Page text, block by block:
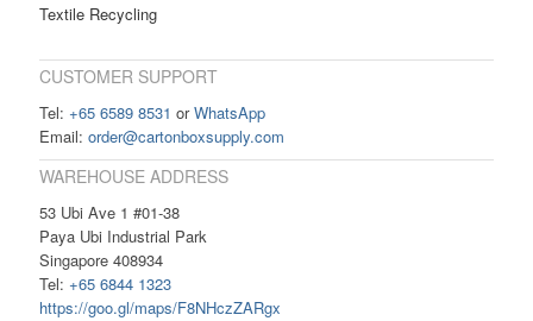
Textile Recycling
CUSTOMER SUPPORT
Tel: +65 6589 8531 orWhatsApp
Email: order@cartonboxsupply.com
WAREHOUSE ADDRESS
53 Ubi Ave 1 #01-38
Paya Ubi Industrial Park
Singapore 408934
Tel: +65 6844 1323
https://goo.gl/maps/F8NHczZARgx